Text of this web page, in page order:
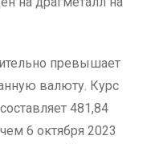
превышает
валюту. Курс
481,84
6 октября 2023